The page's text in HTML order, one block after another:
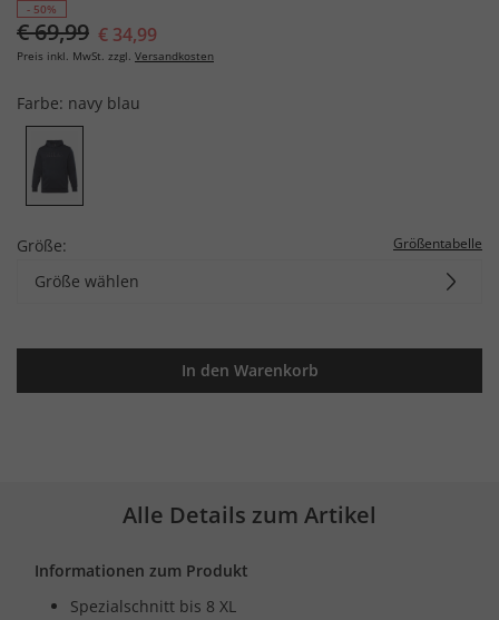
- 50%
€ 69,99 € 34,99
Preis inkl. MwSt. zzgl. Versandkosten
Farbe: navy blau
Größe: Größentabelle
Größe wählen
In den Warenkorb
Alle Details zum Artikel
Informationen zum Produkt
Spezialschnitt bis 8 XL